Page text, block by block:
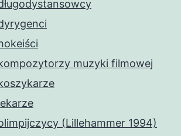
muzyki filmowej
(Lillehammer 1994)